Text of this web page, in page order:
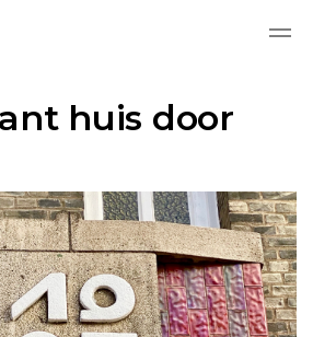
huis door